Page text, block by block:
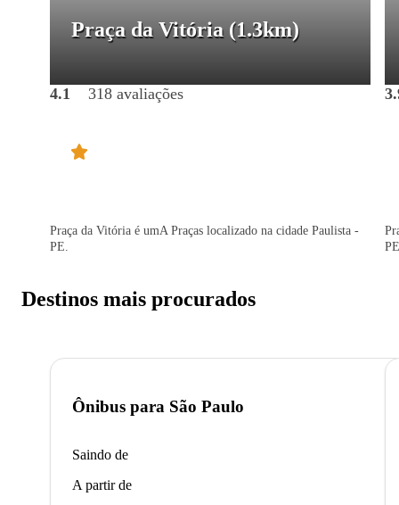
Praça da Vitória (1.3km)
4.1 318 avaliações
Praça da Vitória é umA Praças localizado na cidade Paulista -
PE.
Destinos mais procurados
Ônibus para São Paulo
Saindo de
A partir de